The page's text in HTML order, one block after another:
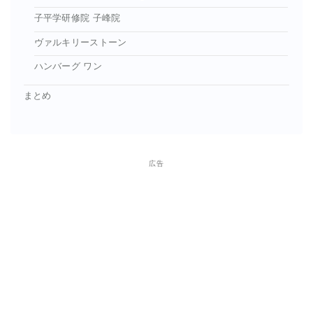
子平学研修院 子峰院
ヴァルキリーストーン
ハンバーグ ワン
まとめ
広告